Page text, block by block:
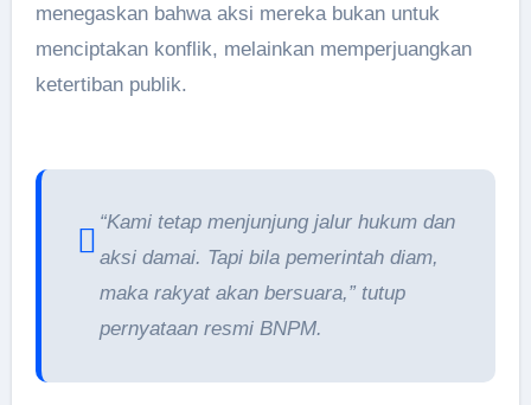
menegaskan bahwa aksi mereka bukan untuk
menciptakan konflik, melainkan memperjuangkan
ketertiban publik.
“Kami tetap menjunjung jalur hukum dan
aksi damai. Tapi bila pemerintah diam,
maka rakyat akan bersuara,” tutup
pernyataan resmi BNPM.